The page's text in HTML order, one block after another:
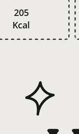
205
Kcal